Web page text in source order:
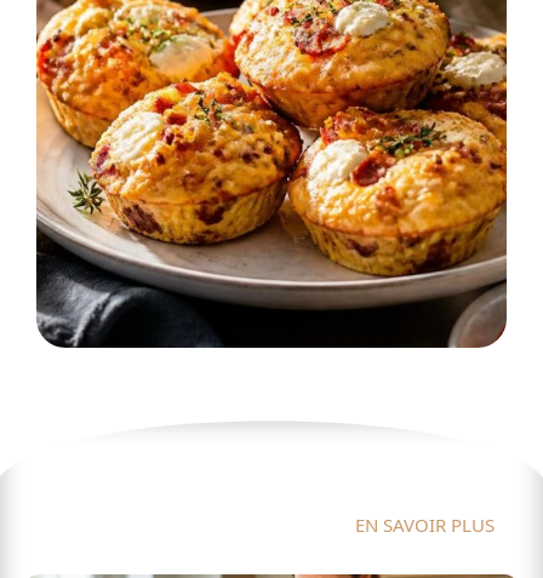
EN SAVOIR PLUS